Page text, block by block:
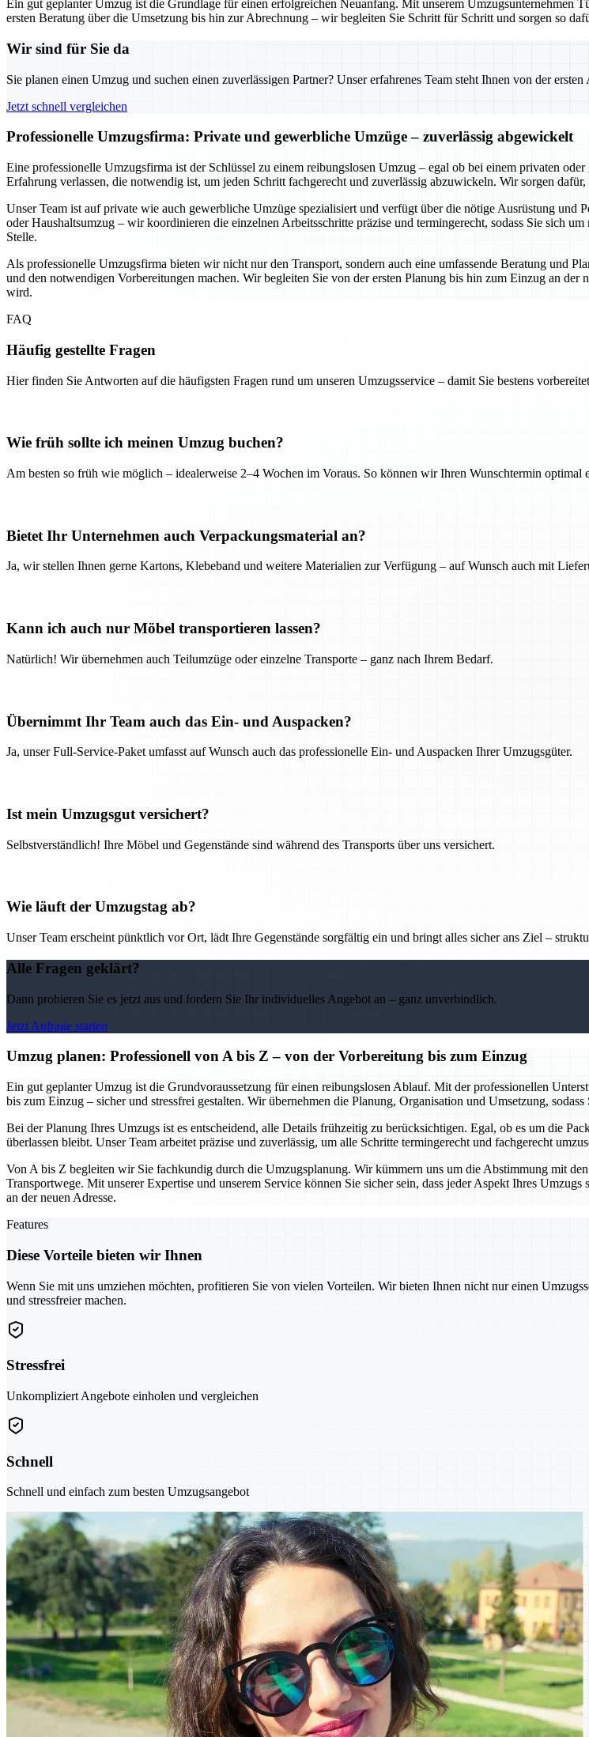
Ein gut geplanter Umzug ist die Grundlage für einen erfolgreichen Neuanfang. Mit unserem Umzugsunternehmen
ersten Beratung über die Umsetzung bis hin zur Abrechnung – wir begleiten Sie Schritt für Schritt und sorgen so
Wir sind für Sie da
Sie planen einen Umzug und suchen einen zuverlässigen Partner? Unser erfahrenes Team steht Ihnen von der
Jetzt schnell vergleichen
Professionelle Umzugsfirma: Private und gewerbliche Umzüge – zuverlässig abgewickelt
Eine professionelle Umzugsfirma ist der Schlüssel zu einem reibungslosen Umzug – egal ob bei einem privaten
Erfahrung verlassen, die notwendig ist, um jeden Schritt fachgerecht und zuverlässig abzuwickeln. Wir sorgen
Unser Team ist auf private wie auch gewerbliche Umzüge spezialisiert und verfügt über die nötige Ausrüstung
oder Haushaltsumzug – wir koordinieren die einzelnen Arbeitsschritte präzise und termingerecht, sodass Sie sich
Stelle.
Als professionelle Umzugsfirma bieten wir nicht nur den Transport, sondern auch eine umfassende Beratung und
und den notwendigen Vorbereitungen machen. Wir begleiten Sie von der ersten Planung bis hin zum Einzug an
wird.
FAQ
Häufig gestellte Fragen
Hier finden Sie Antworten auf die häufigsten Fragen rund um unseren Umzugsservice – damit Sie bestens
Wie früh sollte ich meinen Umzug buchen?
Am besten so früh wie möglich – idealerweise 2–4 Wochen im Voraus. So können wir Ihren Wunschtermin optimal
Bietet Ihr Unternehmen auch Verpackungsmaterial an?
Ja, wir stellen Ihnen gerne Kartons, Klebeband und weitere Materialien zur Verfügung – auf Wunsch auch mit
Kann ich auch nur Möbel transportieren lassen?
Natürlich! Wir übernehmen auch Teilumzüge oder einzelne Transporte – ganz nach Ihrem Bedarf.
Übernimmt Ihr Team auch das Ein- und Auspacken?
Ja, unser Full-Service-Paket umfasst auf Wunsch auch das professionelle Ein- und Auspacken Ihrer Umzugsgüter.
Ist mein Umzugsgut versichert?
Selbstverständlich! Ihre Möbel und Gegenstände sind während des Transports über uns versichert.
Wie läuft der Umzugstag ab?
Unser Team erscheint pünktlich vor Ort, lädt Ihre Gegenstände sorgfältig ein und bringt alles sicher ans Ziel –
Alle Fragen geklärt?
Dann probieren Sie es jetzt aus und fordern Sie Ihr individuelles Angebot an – ganz unverbindlich.
Jetzt Anfrage starten
Umzug planen: Professionell von A bis Z – von der Vorbereitung bis zum Einzug
Ein gut geplanter Umzug ist die Grundvoraussetzung für einen reibungslosen Ablauf. Mit der professionellen
bis zum Einzug – sicher und stressfrei gestalten. Wir übernehmen die Planung, Organisation und Umsetzung,
Bei der Planung Ihres Umzugs ist es entscheidend, alle Details frühzeitig zu berücksichtigen. Egal, ob es um die
überlassen bleibt. Unser Team arbeitet präzise und zuverlässig, um alle Schritte termingerecht und fachgerecht
Von A bis Z begleiten wir Sie fachkundig durch die Umzugsplanung. Wir kümmern uns um die Abstimmung mit
Transportwege. Mit unserer Expertise und unserem Service können Sie sicher sein, dass jeder Aspekt Ihres
an der neuen Adresse.
Features
Diese Vorteile bieten wir Ihnen
Wenn Sie mit uns umziehen möchten, profitieren Sie von vielen Vorteilen. Wir bieten Ihnen nicht nur einen
und stressfreier machen.
Stressfrei
Unkompliziert Angebote einholen und vergleichen
Schnell
Schnell und einfach zum besten Umzugsangebot